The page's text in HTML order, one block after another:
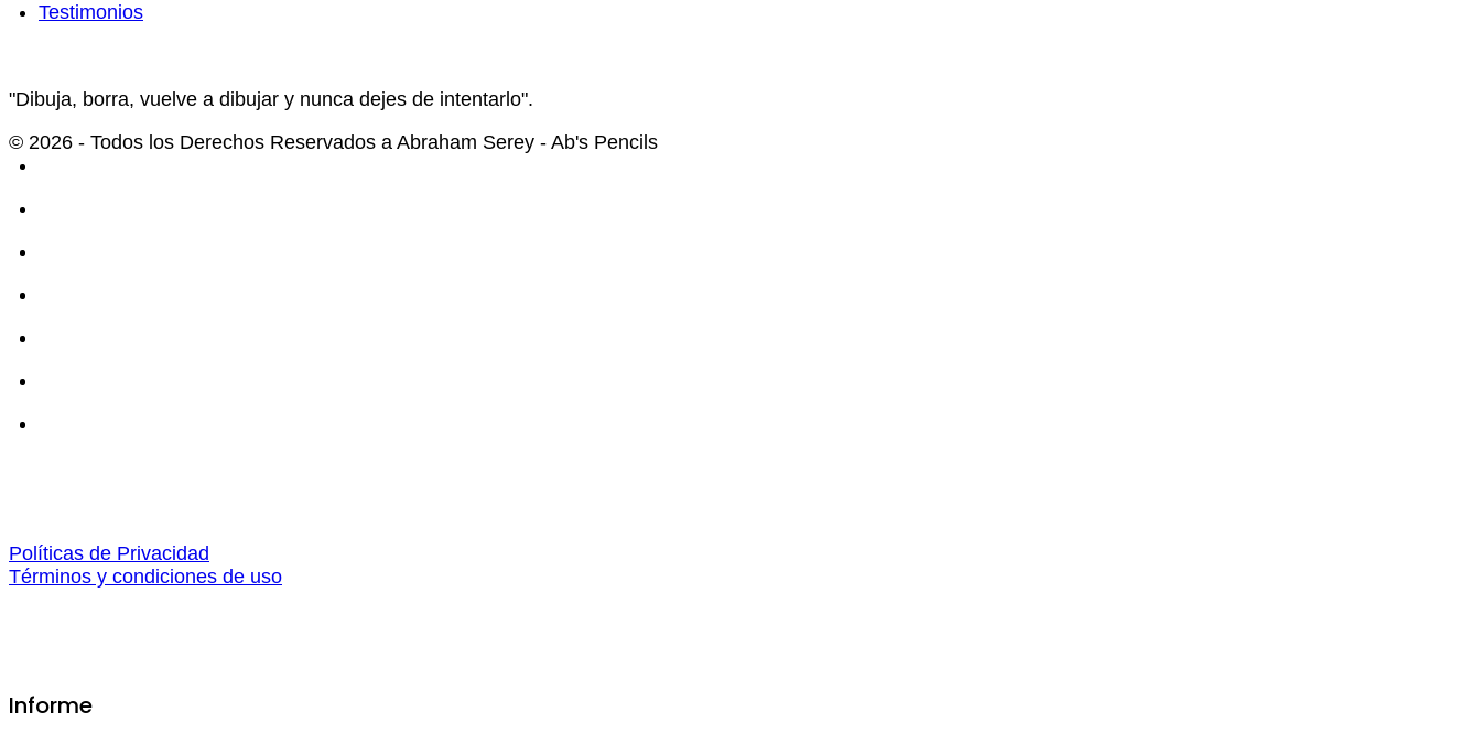
Testimonios
"Dibuja, borra, vuelve a dibujar y nunca dejes de intentarlo".
© 2026 - Todos los Derechos Reservados a Abraham Serey - Ab's Pencils
Políticas de Privacidad
Términos y condiciones de uso
Informe